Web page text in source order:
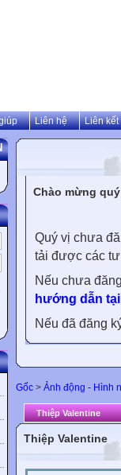
Liên hệ Liên kết
Chào mừng
Quý vị chưa
tải được các
Nếu chưa
hướng dẫn
Nếu đã đăng
Gốc > Ảnh động - Hình
Thiệp Valentine
Thiệp Valentine